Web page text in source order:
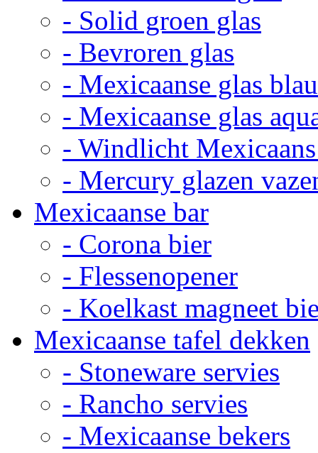
- Solid groen glas
- Bevroren glas
- Mexicaanse glas
- Mexicaanse glas
- Windlicht
- Mercury glazen
Mexicaanse bar
- Corona bier
- Flessenopener
- Koelkast magneet
Mexicaanse tafel dekken
- Stoneware servies
- Rancho servies
- Mexicaanse bekers